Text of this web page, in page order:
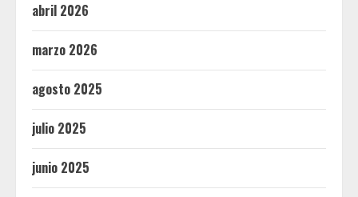
abril 2026
marzo 2026
agosto 2025
julio 2025
junio 2025